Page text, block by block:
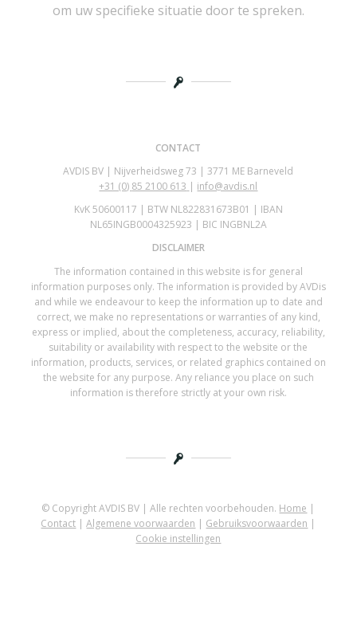
om uw specifieke situatie door te spreken.
CONTACT
AVDIS BV | Nijverheidsweg 73 | 3771 ME Barneveld
+31 (0) 85 2100 613 | info@avdis.nl
KvK 50600117 | BTW NL822831673B01 | IBAN
NL65INGB0004325923 | BIC INGBNL2A
DISCLAIMER
The information contained in this website is for general
information purposes only. The information is provided by AVDis
and while we endeavour to keep the information up to date and
correct, we make no representations or warranties of any kind,
express or implied, about the completeness, accuracy, reliability,
suitability or availability with respect to the website or the
information, products, services, or related graphics contained on
the website for any purpose. Any reliance you place on such
information is therefore strictly at your own risk.
© Copyright AVDIS BV | Alle rechten voorbehouden. Home |
Contact |Algemene voorwaarden | Gebruiksvoorwaarden |
Cookie instellingen